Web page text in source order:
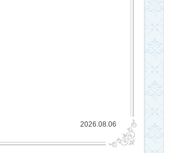
2026.08.06